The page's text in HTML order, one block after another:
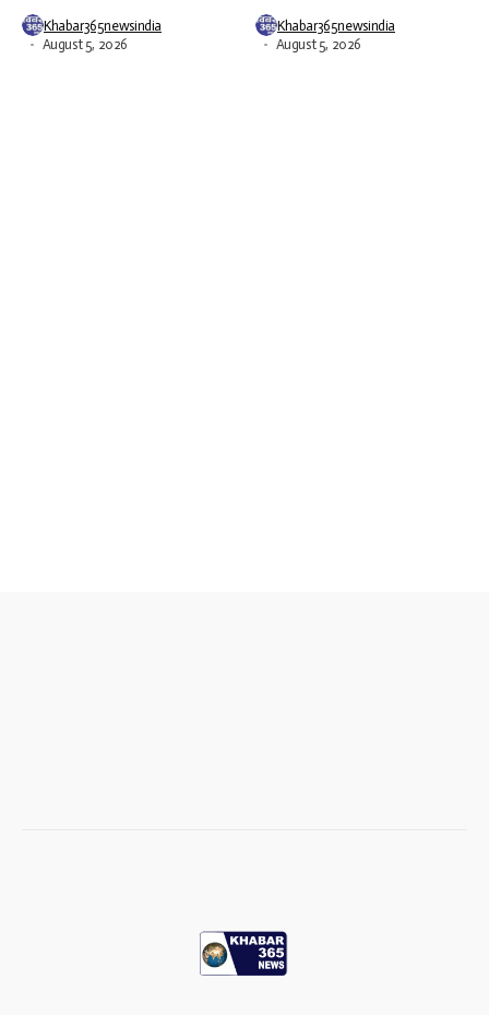
Khabar365newsindia
August 5, 2026
Khabar365newsindia
August 5, 2026